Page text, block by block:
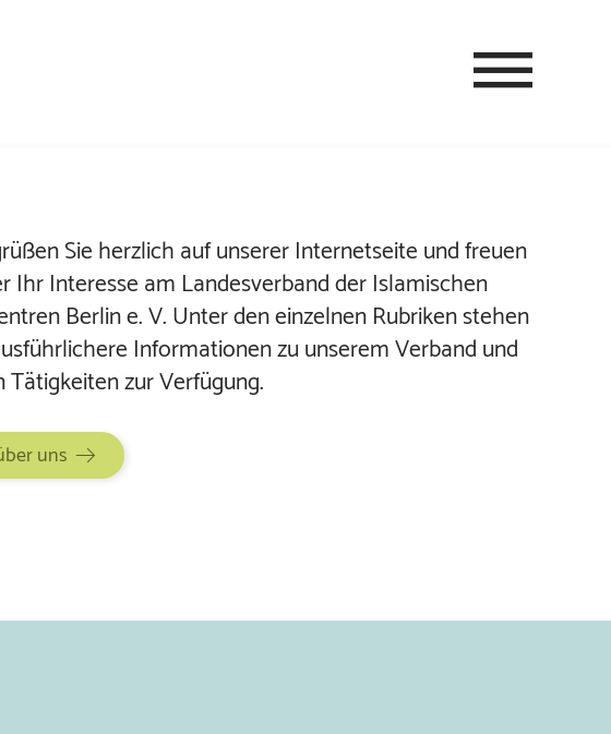
Sie herz­lich auf unserer Inter­net­seite und freuen
Ihr Interesse am Landes­ver­band der Isla­mi­schen
Berlin e. V. Unter den einzelnen Rubri­ken stehen
Infor­ma­tio­nen zu unserem Verband und
Tätig­keit­en zur Ver­fügung.
uns